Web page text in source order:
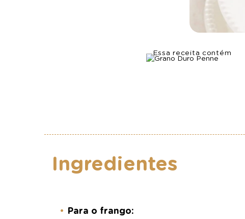
Essa receita contém
Ingredientes
Para o frango: